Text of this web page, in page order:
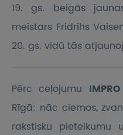
19. gs. beigās
meistars Fridrihs
20. gs. vidū tās
Pērc ceļojumu
Rīgā: nāc ciemos,
rakstisku pieteikumu